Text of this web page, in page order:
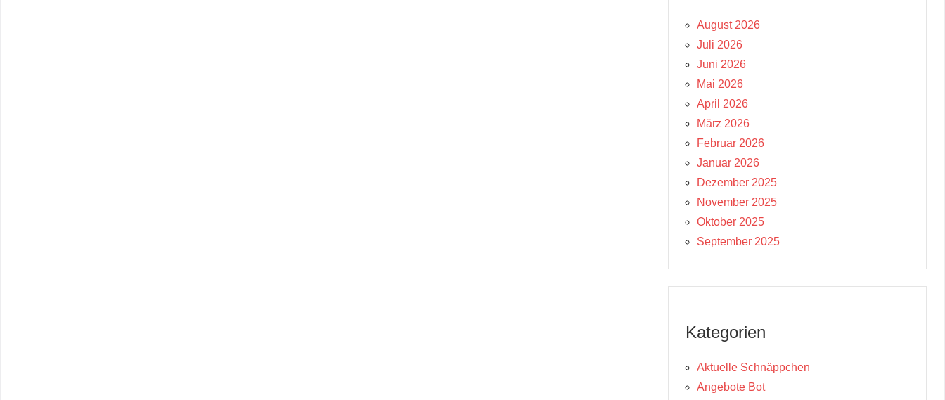
August 2026
Juli 2026
Juni 2026
Mai 2026
April 2026
März 2026
Februar 2026
Januar 2026
Dezember 2025
November 2025
Oktober 2025
September 2025
Kategorien
Aktuelle Schnäppchen
Angebote Bot